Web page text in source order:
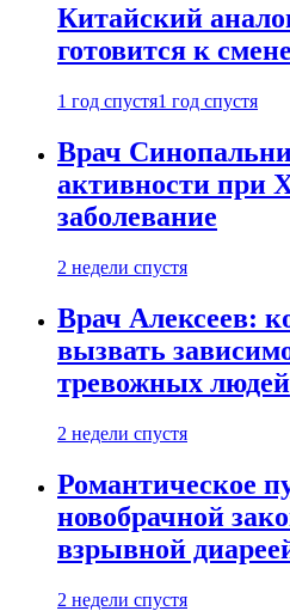
Китайский
готовится к
1 год спустя1 год спустя
Врач
активности при
заболевание
2 недели спустя
Врач Алексеев:
вызвать
тревожных людей
2 недели спустя
Романтическое
новобрачной
взрывной
2 недели спустя